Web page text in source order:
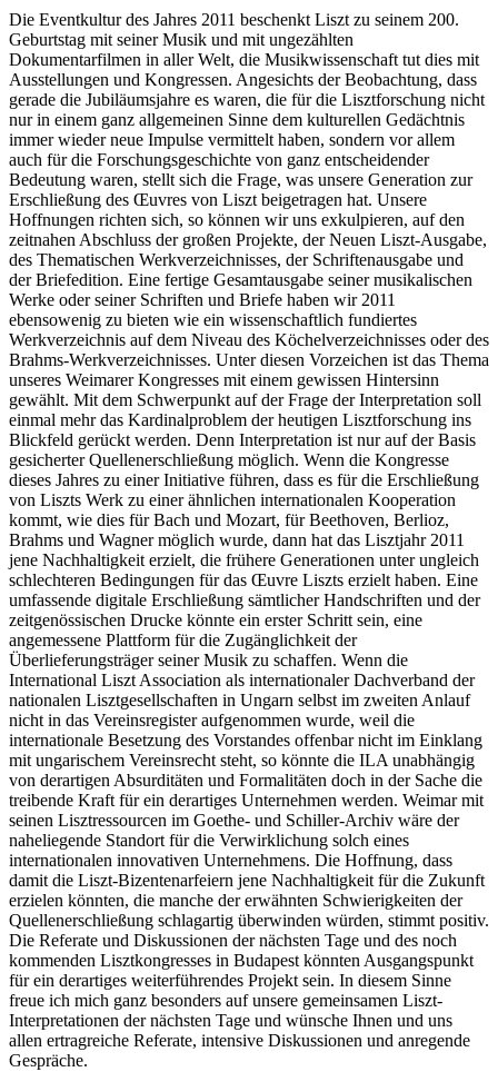
Die Eventkultur des Jahres 2011 beschenkt Liszt zu seinem 200.
Geburtstag mit seiner Musik und mit ungezählten
Dokumentarfilmen in aller Welt, die Musikwissenschaft tut dies mit
Ausstellungen und Kongressen. Angesichts der Beobachtung, dass
gerade die Jubiläumsjahre es waren, die für die Lisztforschung nicht
nur in einem ganz allgemeinen Sinne dem kulturellen Gedächtnis
immer wieder neue Impulse vermittelt haben, sondern vor allem
auch für die Forschungsgeschichte von ganz entscheidender
Bedeutung waren, stellt sich die Frage, was unsere Generation zur
Erschließung des Œuvres von Liszt beigetragen hat. Unsere
Hoffnungen richten sich, so können wir uns exkulpieren, auf den
zeitnahen Abschluss der großen Projekte, der Neuen Liszt-Ausgabe,
des Thematischen Werkverzeichnisses, der Schriftenausgabe und
der Briefedition. Eine fertige Gesamtausgabe seiner musikalischen
Werke oder seiner Schriften und Briefe haben wir 2011
ebensowenig zu bieten wie ein wissenschaftlich fundiertes
Werkverzeichnis auf dem Niveau des Köchelverzeichnisses oder des
Brahms-Werkverzeichnisses. Unter diesen Vorzeichen ist das Thema
unseres Weimarer Kongresses mit einem gewissen Hintersinn
gewählt. Mit dem Schwerpunkt auf der Frage der Interpretation soll
einmal mehr das Kardinalproblem der heutigen Lisztforschung ins
Blickfeld gerückt werden. Denn Interpretation ist nur auf der Basis
gesicherter Quellenerschließung möglich. Wenn die Kongresse
dieses Jahres zu einer Initiative führen, dass es für die Erschließung
von Liszts Werk zu einer ähnlichen internationalen Kooperation
kommt, wie dies für Bach und Mozart, für Beethoven, Berlioz,
Brahms und Wagner möglich wurde, dann hat das Lisztjahr 2011
jene Nachhaltigkeit erzielt, die frühere Generationen unter ungleich
schlechteren Bedingungen für das Œuvre Liszts erzielt haben. Eine
umfassende digitale Erschließung sämtlicher Handschriften und der
zeitgenössischen Drucke könnte ein erster Schritt sein, eine
angemessene Plattform für die Zugänglichkeit der
Überlieferungsträger seiner Musik zu schaffen. Wenn die
International Liszt Association als internationaler Dachverband der
nationalen Lisztgesellschaften in Ungarn selbst im zweiten Anlauf
nicht in das Vereinsregister aufgenommen wurde, weil die
internationale Besetzung des Vorstandes offenbar nicht im Einklang
mit ungarischem Vereinsrecht steht, so könnte die ILA unabhängig
von derartigen Absurditäten und Formalitäten doch in der Sache die
treibende Kraft für ein derartiges Unternehmen werden. Weimar mit
seinen Lisztressourcen im Goethe- und Schiller-Archiv wäre der
naheliegende Standort für die Verwirklichung solch eines
internationalen innovativen Unternehmens. Die Hoffnung, dass
damit die Liszt-Bizentenarfeiern jene Nachhaltigkeit für die Zukunft
erzielen könnten, die manche der erwähnten Schwierigkeiten der
Quellenerschließung schlagartig überwinden würden, stimmt positiv.
Die Referate und Diskussionen der nächsten Tage und des noch
kommenden Lisztkongresses in Budapest könnten Ausgangspunkt
für ein derartiges weiterführendes Projekt sein. In diesem Sinne
freue ich mich ganz besonders auf unsere gemeinsamen Liszt-
Interpretationen der nächsten Tage und wünsche Ihnen und uns
allen ertragreiche Referate, intensive Diskussionen und anregende
Gespräche.